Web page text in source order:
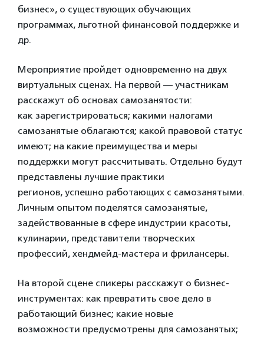
бизнес», о существующих обучающих
программах, льготной финансовой поддержке и
др.
Мероприятие пройдет одновременно на двух
виртуальных сценах. На первой — участникам
расскажут об основах самозанятости:
как зарегистрироваться; какими налогами
самозанятые облагаются; какой правовой статус
имеют; на какие преимущества и меры
поддержки могут рассчитывать. Отдельно будут
представлены лучшие практики
регионов, успешно работающих с самозанятыми.
Личным опытом поделятся самозанятые,
задействованные в сфере индустрии красоты,
кулинарии, представители творческих
профессий, хендмейд-мастера и фрилансеры.
На второй сцене спикеры расскажут о бизнес-
инструментах: как превратить свое дело в
работающий бизнес; какие новые
возможности предусмотрены для самозанятых;